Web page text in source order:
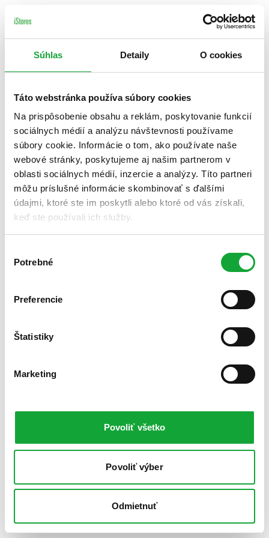
Súhlas Detaily O cookies
Táto webstránka používa súbory cookies
Na prispôsobenie obsahu a reklám, poskytovanie funkcií
sociálnych médií a analýzu návštevnosti používame
súbory cookie. Informácie o tom, ako používate naše
webové stránky, poskytujeme aj našim partnerom v
oblasti sociálnych médií, inzercie a analýzy. Títo partneri
môžu príslušné informácie skombinovať s ďalšími
údajmi, ktoré ste im poskytli alebo ktoré od vás získali,
keď ste používali ich služby.
súhlasu
Potrebné
Preferencie
Štatistiky
Marketing
Povoliť všetko
Povoliť výber
Odmietnuť